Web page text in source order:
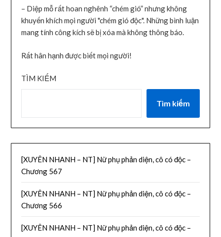
– Diệp mỗ rất hoan nghênh “chém gió” nhưng không
khuyến khích mọi người "chém gió độc". Những bình luận
mang tính công kích sẽ bị xóa mà không thông báo.
Rất hân hạnh được biết mọi người!
TÌM KIẾM
Tìm kiếm
[XUYÊN NHANH – NT] Nữ phụ phản diện, cô có độc –
Chương 567
[XUYÊN NHANH – NT] Nữ phụ phản diện, cô có độc –
Chương 566
[XUYÊN NHANH – NT] Nữ phụ phản diện, cô có độc –